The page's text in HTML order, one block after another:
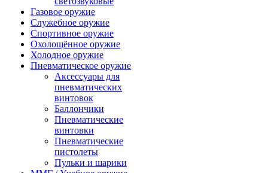
Газовое оружие
Служебное оружие
Спортивное оружие
Охолощённое оружие
Холодное оружие
Пневматическое оружие
Аксессуары для
пневматических
винтовок
Баллончики
Пневматические
винтовки
Пневматические
пистолеты
Пульки и шарики